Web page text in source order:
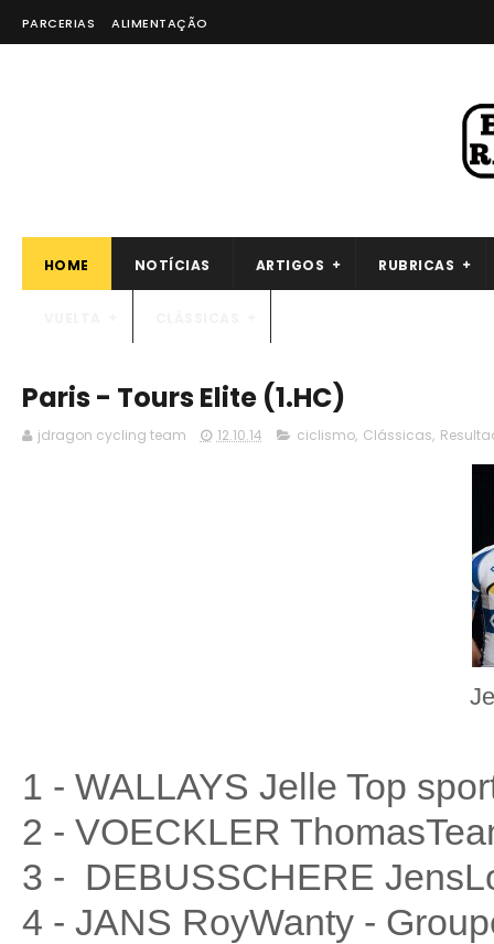
PARCERIAS ALIMENTAÇÃO
HOME NOTÍCIAS ARTIGOS RUBRICAS
Paris - Tours Elite (1.HC)
jdragon cycling team 12.10.14 ciclismo, Clássicas,
1 - WALLAYS Jelle Top
2 - VOECKLER
3 - DEBUSSCHERE
4 - JANS RoyWanty -